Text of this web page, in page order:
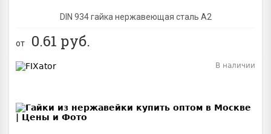
DIN 934 гайка нержавеющая сталь A2
от 0.61 руб.
В наличии